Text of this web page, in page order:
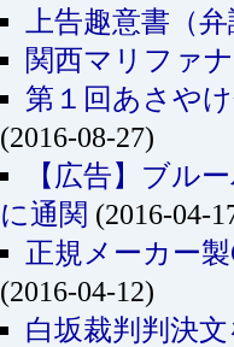
上告趣意書（
関西マリファ
第１回あさや
(2016-08-27)
【広告】ブル
に通関 (2016-04-
正規メーカー
(2016-04-12)
白坂裁判判決